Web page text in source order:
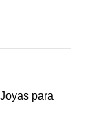
Joyas para